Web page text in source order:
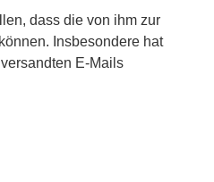
dass die von ihm zur
Insbesondere hat
E-Mails